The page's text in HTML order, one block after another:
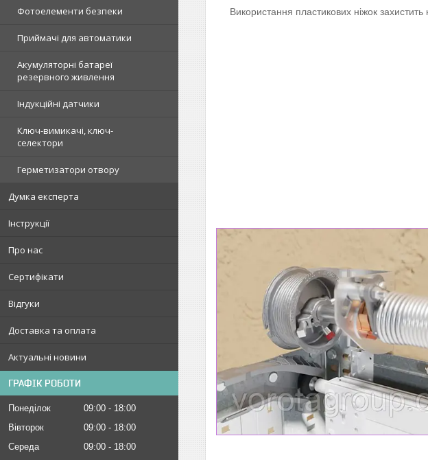
Фотоелементи безпеки
Приймачі для автоматики
Акумуляторні батареї
резервного живлення
Індукційні датчики
Ключ-вимикачі, ключ-
селектори
Герметизатори отвору
Думка експерта
Інструкції
Про нас
Сертифікати
Відгуки
Доставка та оплата
Актуальні новини
ГРАФІК РОБОТИ
Понеділок 09:00
18:00
Вівторок
09:00
18:00
Середа
09:00
18:00
Використання пластикових ніжок захистить